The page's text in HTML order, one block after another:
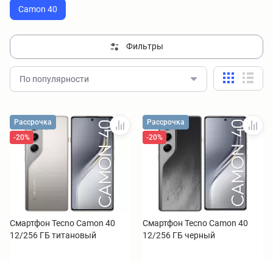
Camon 40
Фильтры
По популярности
Рассрочка
-20%
Смартфон Tecno Camon 40
12/256 ГБ титановый
Рассрочка
-20%
Смартфон Tecno Camon 40
12/256 ГБ черный